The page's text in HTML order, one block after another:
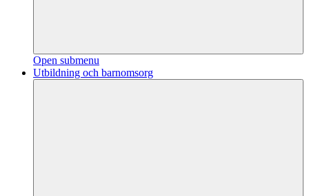
Open submenu
Utbildning och barnomsorg